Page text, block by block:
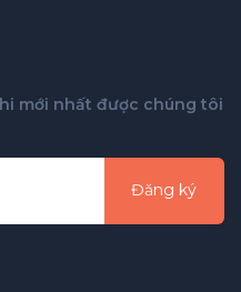
mới nhất được chúng tôi
Đăng ký